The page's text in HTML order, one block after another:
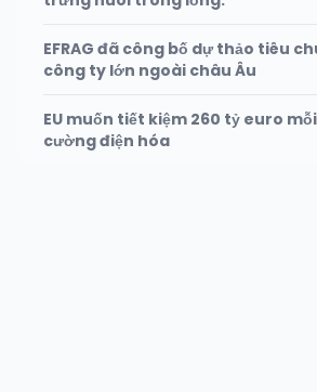
EFRAG đã công bố dự thảo tiêu
công ty lớn ngoài châu Âu
EU muốn tiết kiệm 260 tỷ euro
cường điện hóa